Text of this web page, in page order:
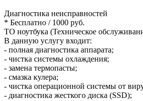
Диагностика неисправностей
* Бесплатно / 1000 руб.
ТО ноутбука (Техническое
В данную услугу входит:
- полная диагностика аппарата;
- чистка системы охлаждения;
- замена термопасты;
- смазка кулера;
- чистка операционной системы от
- диагностика жесткого диска (SSD);